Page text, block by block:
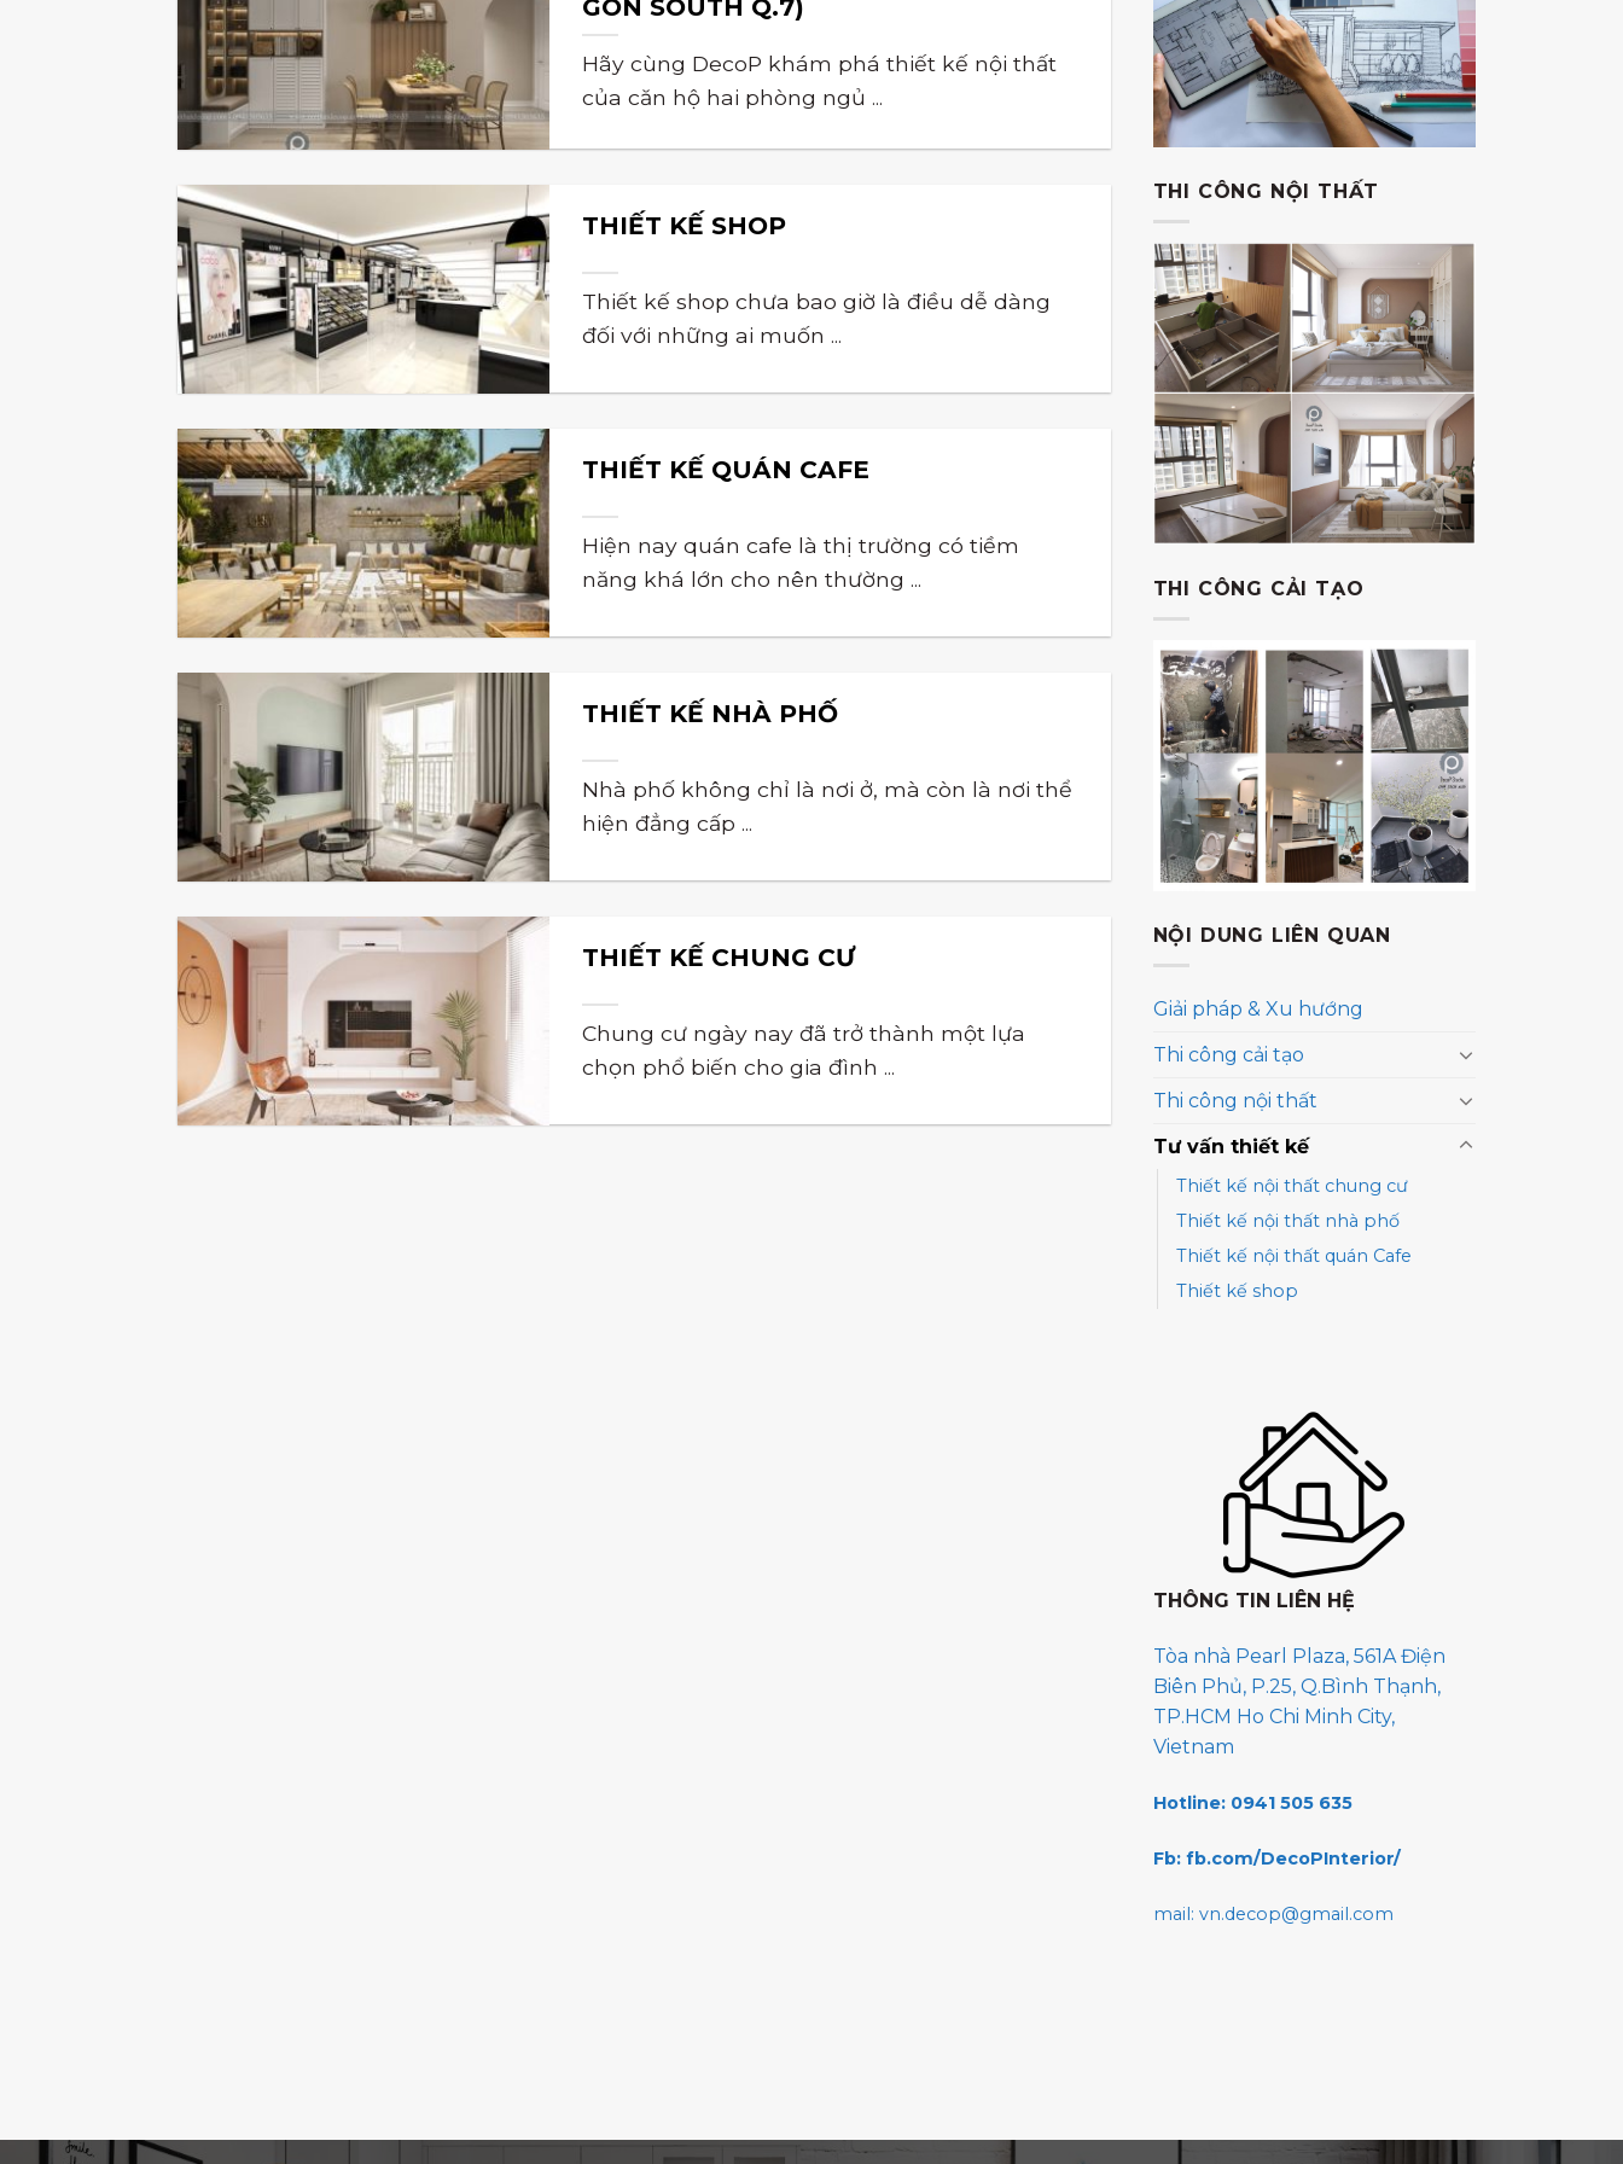
GÒN SOUTH Q.7)
Hãy cùng DecoP khám phá thiết kế nội thất
của căn hộ hai phòng ngủ ...
THIẾT KẾ SHOP
Thiết kế shop chưa bao giờ là điều dễ dàng
đối với những ai muốn ...
THIẾT KẾ QUÁN CAFE
Hiện nay quán cafe là thị trường có tiềm
năng khá lớn cho nên thường ...
THIẾT KẾ NHÀ PHỐ
Nhà phố không chỉ là nơi ở, mà còn là nơi thể
hiện đẳng cấp ...
THIẾT KẾ CHUNG CƯ
Chung cư ngày nay đã trở thành một lựa
chọn phổ biến cho gia đình ...
THI CÔNG NỘI THẤT
THI CÔNG CẢI TẠO
NỘI DUNG LIÊN QUAN
Giải pháp & Xu hướng
Thi công cải tạo
Thi công nội thất
Tư vấn thiết kế
Thiết kế nội thất chung cư
Thiết kế nội thất nhà phố
Thiết kế nội thất quán Cafe
Thiết kế shop
THÔNG TIN LIÊN HỆ
Tòa nhà Pearl Plaza, 561A Điện
Biên Phủ, P.25, Q.Bình Thạnh,
TP.HCM Ho Chi Minh City,
Vietnam
Hotline: 0941 505 635
Fb: fb.com/DecoPInterior/
mail: vn.decop@gmail.com